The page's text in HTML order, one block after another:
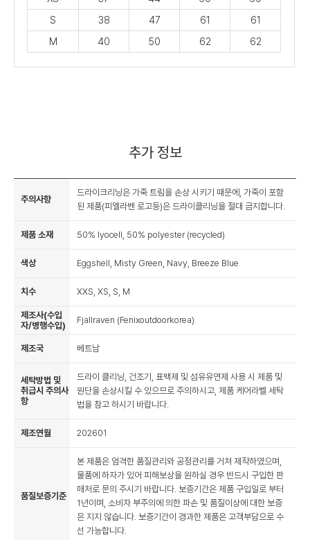
S
38 47 61
61
M
40 50 62 62
추가 정보
주의사항
드라이크리닝은 가죽 트림을 손상 시키기 때문에, 가죽이 포함
된 제품(피엘라벤 로고등)은 드라이클리닝을 절대 금지합니다.
제품 소재 50% lyocell, 50% polyester (recycled)
색상 Eggshell, Misty Green, Navy, Breeze Blue
치수 XXS, XS, S, M
제조사(수입
자/병행수입)
Fjallraven (Fenixoutdoorkorea)
제조국 베트남
세탁방법 및
취급시 주의사
항
드라이 클리닝, 건조기, 표백제 및 섬유유연제 사용 시 제품 및
원단을 손상시킬 수 있으므로 주의하시고, 제품 케어라벨 세탁
법을 참고 하시기 바랍니다.
제조연월 202601
품질보증기준
본 제품은 엄격한 품질관리와 공정관리를 거쳐 제작하였으며,
물품에 하자가 있어 피해보상을 원하실 경우 반드시 구입한 판
매처로 문의 주시기 바랍니다. 보증기간은 제품 구입일로 부터
1년이며, 소비자 부주의에 의한 파손 및 품질이상에 대한 보증
은 지지 않습니다. 보증기간이 경과한 제품은 고객부담으로 수
선 가능합니다.